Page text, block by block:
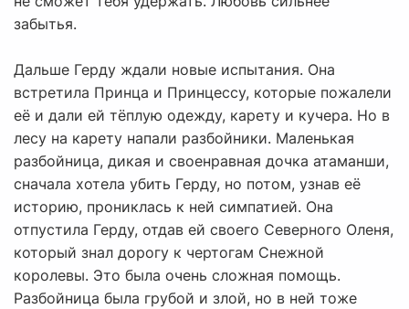
забытья.
Дальше Герду ждали новые испытания. Она
встретила Принца и Принцессу, которые пожалели
её и дали ей тёплую одежду, карету и кучера. Но в
лесу на карету напали разбойники. Маленькая
разбойница, дикая и своенравная дочка атаманши,
сначала хотела убить Герду, но потом, узнав её
историю, прониклась к ней симпатией. Она
отпустила Герду, отдав ей своего Северного Оленя,
который знал дорогу к чертогам Снежной
королевы. Это была очень сложная помощь.
Разбойница была грубой и злой, но в ней тоже